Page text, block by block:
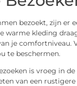
bezoekt, zijn er
warme kleding
je comfortniveau.
te beschermen.
is vroeg in
van een